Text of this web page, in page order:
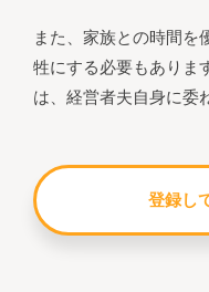
また、家族との時間を
牲にする必要もありま
は、経営者夫自身に委
登録し